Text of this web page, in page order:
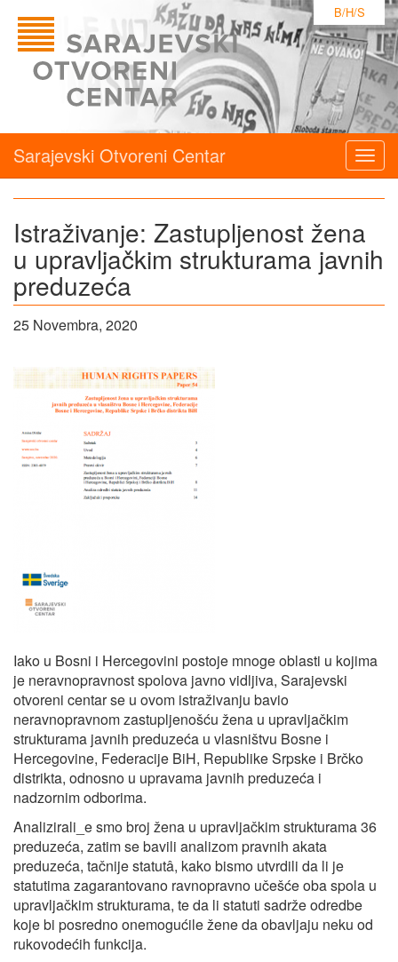
B/H/S
Sarajevski Otvoreni Centar
Istraživanje: Zastupljenost žena
u upravljačkim strukturama javnih
preduzeća
25 Novembra, 2020
Iako u Bosni i Hercegovini postoje mnoge oblasti u kojima
je neravnopravnost spolova javno vidljiva, Sarajevski
otvoreni centar se u ovom istraživanju bavio
neravnopravnom zastupljenošću žena u upravljačkim
strukturama javnih preduzeća u vlasništvu Bosne i
Hercegovine, Federacije BiH, Republike Srpske i Brčko
distrikta, odnosno u upravama javnih preduzeća i
nadzornim odborima.
Analizirali_e smo broj žena u upravljačkim strukturama 36
preduzeća, zatim se bavili analizom pravnih akata
preduzeća, tačnije statutâ, kako bismo utvrdili da li je
statutima zagarantovano ravnopravno učešće oba spola u
upravljačkim strukturama, te da li statuti sadrže odredbe
koje bi posredno onemogućile žene da obavljaju neku od
rukovodećih funkcija.